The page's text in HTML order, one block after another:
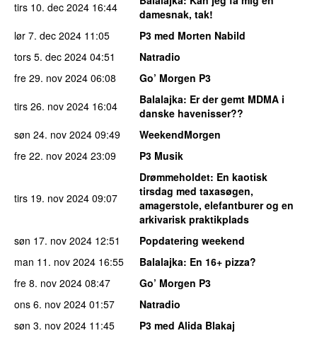
tirs 10. dec 2024 16:44
damesnak, tak!
lør 7. dec 2024 11:05
P3 med Morten Nabild
tors 5. dec 2024 04:51
Natradio
fre 29. nov 2024 06:08
Go’ Morgen P3
tirs 26. nov 2024 16:04 Balalajka: Er der gemt MDMA i
danske havenisser??
søn 24. nov 2024 09:49
WeekendMorgen
fre 22. nov 2024 23:09 P3 Musik
tirs 19. nov 2024 09:07
Drømmeholdet: En kaotisk
tirsdag med taxasøgen,
amagerstole, elefantburer og en
arkivarisk praktikplads
søn 17. nov 2024 12:51
Popdatering weekend
man 11. nov 2024 16:55 Balalajka: En 16+ pizza?
fre 8. nov 2024 08:47
Go’ Morgen P3
ons 6. nov 2024 01:57
Natradio
søn 3. nov 2024 11:45
P3 med Alida Blakaj